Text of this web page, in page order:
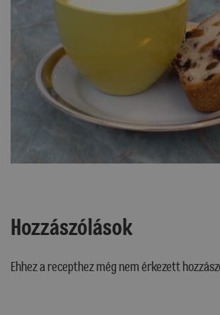
Hozzászólások
Ehhez a recepthez még nem érkezett